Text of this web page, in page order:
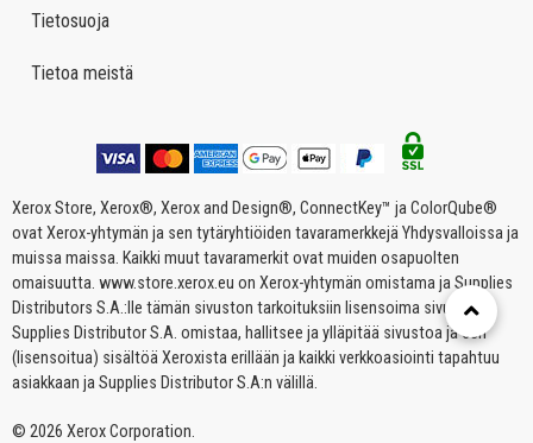
Tietosuoja
Tietoa meistä
Xerox Store, Xerox®, Xerox and Design®, ConnectKey™ ja ColorQube®
ovat Xerox-yhtymän ja sen tytäryhtiöiden tavaramerkkejä Yhdysvalloissa ja
muissa maissa. Kaikki muut tavaramerkit ovat muiden osapuolten
omaisuutta. www.store.xerox.eu on Xerox-yhtymän omistama ja Supplies
Distributors S.A.:lle tämän sivuston tarkoituksiin lisensoima sivusto.
Supplies Distributor S.A. omistaa, hallitsee ja ylläpitää sivustoa ja sen
(lisensoitua) sisältöä Xeroxista erillään ja kaikki verkkoasiointi tapahtuu
asiakkaan ja Supplies Distributor S.A:n välillä.
© 2026 Xerox Corporation.